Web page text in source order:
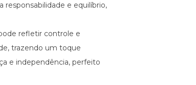
responsabilidade e equilíbrio,
refletir controle e
trazendo um toque
e independência, perfeito